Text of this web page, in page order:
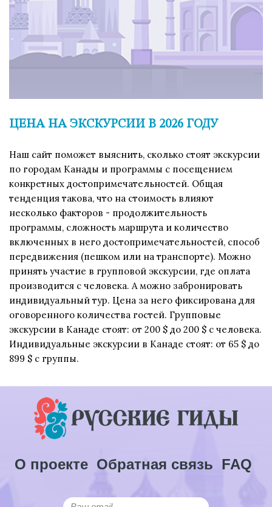
ЦЕНА НА ЭКСКУРСИИ В 2026 ГОДУ
Наш сайт поможет выяснить, сколько стоят экскурсии
по городам Канады и программы с посещением
конкретных достопримечательностей. Общая
тенденция такова, что на стоимость влияют
несколько факторов - продолжительность
программы, сложность маршрута и количество
включенных в него достопримечательностей, способ
передвижения (пешком или на транспорте). Можно
принять участие в групповой экскурсии, где оплата
производится с человека. А можно забронировать
индивидуальный тур. Цена за него фиксирована для
оговоренного количества гостей. Групповые
экскурсии в Канаде стоят: от 200 $ до 200 $ с человека.
Индивидуальные экскурсии в Канаде стоят: от 65 $ до
899 $ с группы.
О проекте Обратная связь FAQ